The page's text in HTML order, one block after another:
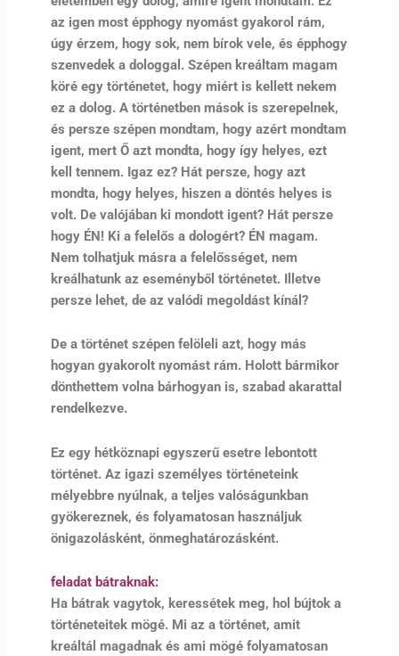
az igen most épphogy nyomást gyakorol rám,
úgy érzem, hogy sok, nem bírok vele, és épphogy
szenvedek a dologgal. Szépen kreáltam magam
köré egy történetet, hogy miért is kellett nekem
ez a dolog. A történetben mások is szerepelnek,
és persze szépen mondtam, hogy azért mondtam
igent, mert Ő azt mondta, hogy így helyes, ezt
kell tennem. Igaz ez? Hát persze, hogy azt
mondta, hogy helyes, hiszen a döntés helyes is
volt. De valójában ki mondott igent? Hát persze
hogy ÉN! Ki a felelős a dologért? ÉN magam.
Nem tolhatjuk másra a felelősséget, nem
kreálhatunk az eseményből történetet. Illetve
persze lehet, de az valódi megoldást kínál?
De a történet szépen felöleli azt, hogy más
hogyan gyakorolt nyomást rám. Holott bármikor
dönthettem volna bárhogyan is, szabad akarattal
rendelkezve.
Ez egy hétköznapi egyszerű esetre lebontott
történet. Az igazi személyes történeteink
mélyebbre nyúlnak, a teljes valóságunkban
gyökereznek, és folyamatosan használjuk
önigazolásként, önmeghatározásként.
feladat bátraknak:
Ha bátrak vagytok, keressétek meg, hol bújtok a
történeteitek mögé. Mi az a történet, amit
kreáltál magadnak és ami mögé folyamatosan